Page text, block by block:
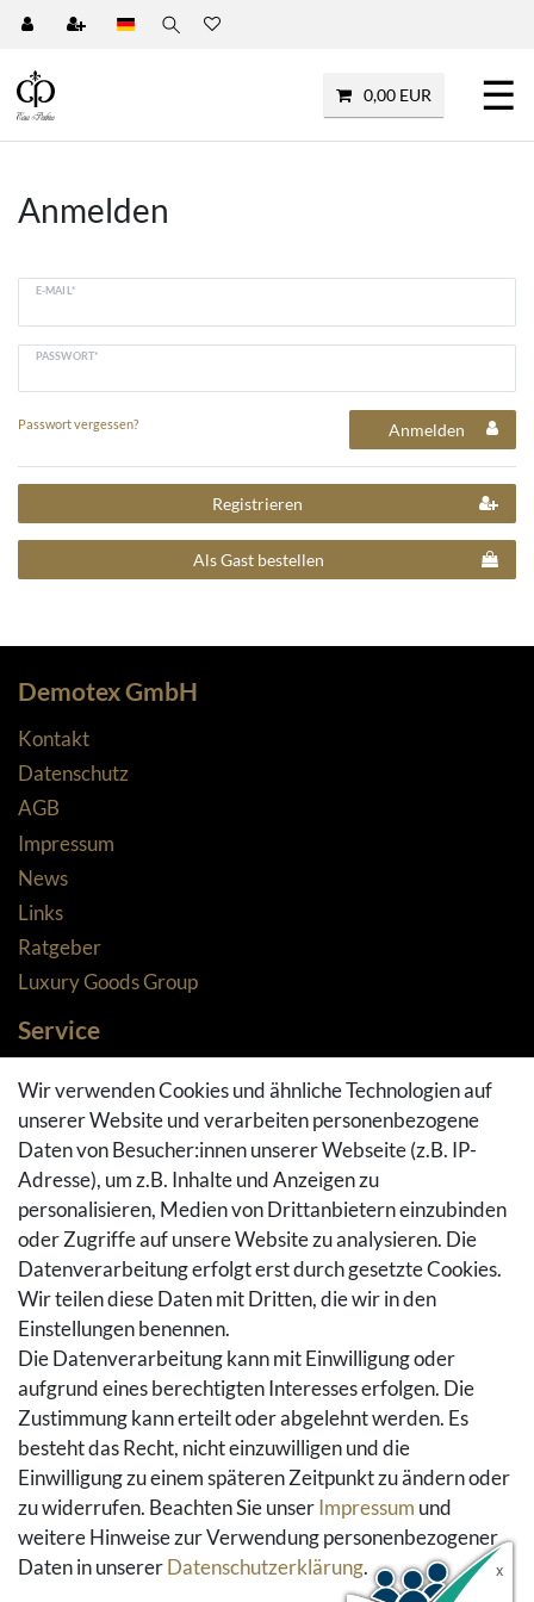
0,00 EUR ☰
Anmelden
E-MAIL*
PASSWORT*
Passwort vergessen? Anmelden
Registrieren
Als Gast bestellen
Demotex GmbH
Kontakt
Datenschutz
AGB
Impressum
News
Links
Ratgeber
Luxury Goods Group
Service
Zahlungsarten
Versandarten & -kosten
Widerrufsrecht
Rückgaberecht
Vertrag widerrufen
Warenkorb
Hilfe
Social Media
Facebook
Instagram
Pinterest
Youtube
Houzz
Wir verwenden Cookies und ähnliche Technologien auf
unserer Website und verarbeiten personenbezogene
Daten von Besucher:innen unserer Webseite (z.B. IP-
Adresse), um z.B. Inhalte und Anzeigen zu
personalisieren, Medien von Drittanbietern einzubinden
oder Zugriffe auf unsere Website zu analysieren. Die
Datenverarbeitung erfolgt erst durch gesetzte Cookies.
Wir teilen diese Daten mit Dritten, die wir in den
Einstellungen benennen.
Die Datenverarbeitung kann mit Einwilligung oder
aufgrund eines berechtigten Interesses erfolgen. Die
Zustimmung kann erteilt oder abgelehnt werden. Es
besteht das Recht, nicht einzuwilligen und die
Einwilligung zu einem späteren Zeitpunkt zu ändern oder
zu widerrufen. Beachten Sie unserImpressum und
weitere Hinweise zur Verwendung personenbezogener
Daten in unsererDaten­schutz­erklärung.